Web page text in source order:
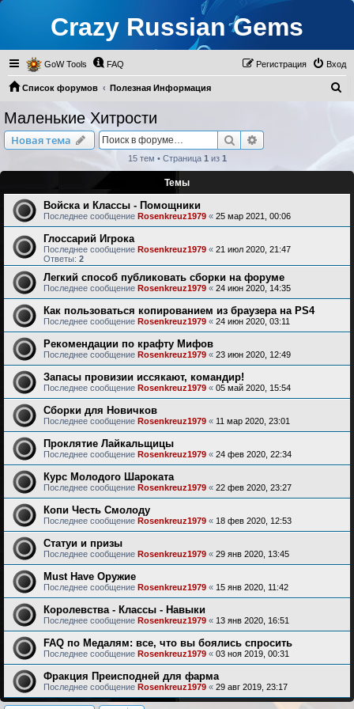
Crazy Russian Gems
GoW Tools FAQ Вход
Регистрация
Список форумов
Полезная Информация
Маленькие Хитрости
Новая тема Поиск Расширенный
15 тем • Страница 1 из 1
Темы
Войска и Классы - Помощники
Последнее сообщение Rosenkreuz1979 « 25 мар 2021, 00:06
Глоссарий Игрока
Последнее сообщение Rosenkreuz1979 « 21 июл 2020, 21:47
Ответы: 2
Легкий способ публиковать сборки на форуме
Последнее сообщение Rosenkreuz1979 « 24 июн 2020, 14:35
Как пользоваться копированием из браузера на PS4
Последнее сообщение Rosenkreuz1979 « 24 июн 2020, 03:11
Рекомендации по крафту Мифов
Последнее сообщение Rosenkreuz1979 « 23 июн 2020, 12:49
Запасы провизии иссякают, командир!
Последнее сообщение Rosenkreuz1979 « 05 май 2020, 15:54
Сборки для Новичков
Последнее сообщение Rosenkreuz1979 « 11 мар 2020, 23:01
Проклятие Лайкальщицы
Последнее сообщение Rosenkreuz1979 « 24 фев 2020, 22:34
Курс Молодого Шароката
Последнее сообщение Rosenkreuz1979 « 22 фев 2020, 23:27
Копи Честь Смолоду
Последнее сообщение Rosenkreuz1979 « 18 фев 2020, 12:53
Статуи и призы
Последнее сообщение Rosenkreuz1979 « 29 янв 2020, 13:45
Must Have Оружие
Последнее сообщение Rosenkreuz1979 « 15 янв 2020, 11:42
Королевства - Классы - Навыки
Последнее сообщение Rosenkreuz1979 « 13 янв 2020, 16:51
FAQ по Медалям: все, что вы боялись спросить
Последнее сообщение Rosenkreuz1979 « 03 ноя 2019, 00:31
Фракция Преисподней для фарма
Последнее сообщение Rosenkreuz1979 « 29 авг 2019, 23:17